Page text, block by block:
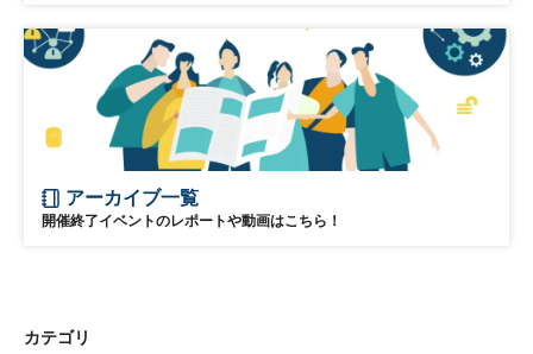
アーカイブ一覧
開催終了イベントのレポートや動画はこちら！
カテゴリ